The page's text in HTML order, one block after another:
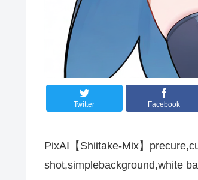
Twitter Facebook
PixAI【Shiitake-Mix】
shot,simplebackground,white